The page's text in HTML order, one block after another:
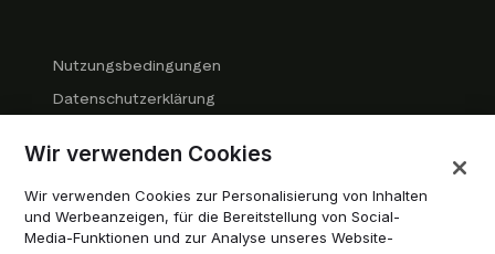
Nutzungsbedingungen
Datenschutzerklärung
Markenrichtlinien
Cookies verwalten
Modern Slavery Statement
Wir verwenden Cookies
Wir verwenden Cookies zur Personalisierung von Inhalten
und Werbeanzeigen, für die Bereitstellung von Social-
Media-Funktionen und zur Analyse unseres Website-